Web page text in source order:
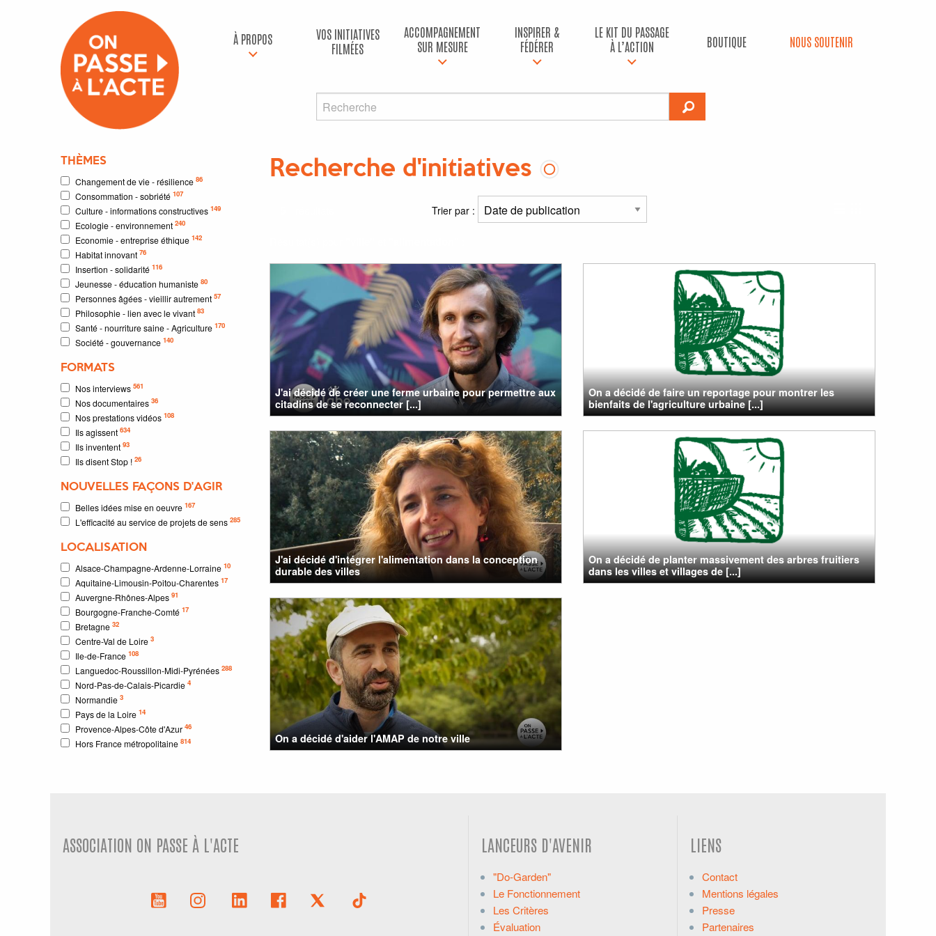
À PROPOS
VOS INITIATIVES
FILMÉES
ACCOMPAGNEMENT
SUR MESURE
INSPIRER &
FÉDÉRER
LE KIT DU PASSAGE
À L’ACTION
BOUTIQUE NOUS SOUTENIR
THÈMES
Changement de vie - résilience 86
Consommation - sobriété 107
Culture - informations constructives 149
Ecologie - environnement 240
Economie - entreprise éthique 142
Habitat innovant 76
Insertion - solidarité 116
Jeunesse - éducation humaniste 80
Personnes âgées - vieillir autrement 57
Philosophie - lien avec le vivant 83
Santé - nourriture saine - Agriculture 170
Société - gouvernance 140
FORMATS
Nos interviews 561
Nos documentaires 36
Nos prestations vidéos 108
Ils agissent 634
Ils inventent 93
Ils disent Stop ! 26
NOUVELLES FAÇONS D'AGIR
Belles idées mise en oeuvre 167
L'efficacité au service de projets de sens 285
LOCALISATION
Alsace-Champagne-Ardenne-Lorraine 10
Aquitaine-Limousin-Poitou-Charentes 17
Auvergne-Rhônes-Alpes 91
Bourgogne-Franche-Comté 17
Bretagne 32
Centre-Val de Loire 3
Ile-de-France 108
Languedoc-Roussillon-Midi-Pyrénées 288
Nord-Pas-de-Calais-Picardie 4
Normandie 3
Pays de la Loire 14
Provence-Alpes-Côte d'Azur 46
Hors France métropolitaine 814
Recherche d'initiatives
Trier par :
J'ai décidé de créer une ferme urbaine pour permettre aux
citadins de se reconnecter [...]
On a décidé de faire un reportage pour montrer les
bienfaits de l'agriculture urbaine [...]
J'ai décidé d'intégrer l'alimentation dans la conception
durable des villes
On a décidé de planter massivement des arbres fruitiers
dans les villes et villages de [...]
On a décidé d'aider l'AMAP de notre ville
ASSOCIATION ON PASSE À L'ACTE LANCEURS D'AVENIR
"Do-Garden"
Le Fonctionnement
Les Critères
Évaluation
LIENS
Contact
Mentions légales
Presse
Partenaires